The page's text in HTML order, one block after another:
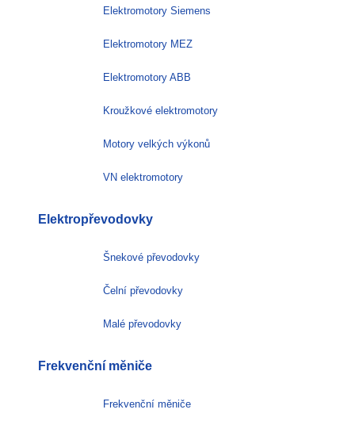
Elektromotory Siemens
Elektromotory MEZ
Elektromotory ABB
Kroužkové elektromotory
Motory velkých výkonů
VN elektromotory
Elektropřevodovky
Šnekové převodovky
Čelní převodovky
Malé převodovky
Frekvenční měniče
Frekvenční měniče